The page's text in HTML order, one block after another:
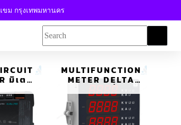
ขม กรุงเทพมหานคร
มิเตอร์
งจร รุ่น
MULTIFUNCTION
METER DELTA
หมุนต่อนาที หน้าจอ
แอลอีดี